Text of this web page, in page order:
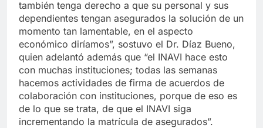
también tenga derecho a que su personal y sus
dependientes tengan asegurados la solución de un
momento tan lamentable, en el aspecto
económico diríamos”, sostuvo el Dr. Díaz Bueno,
quien adelantó además que “el INAVI hace esto
con muchas instituciones; todas las semanas
hacemos actividades de firma de acuerdos de
colaboración con instituciones, porque de eso es
de lo que se trata, de que el INAVI siga
incrementando la matrícula de asegurados”.